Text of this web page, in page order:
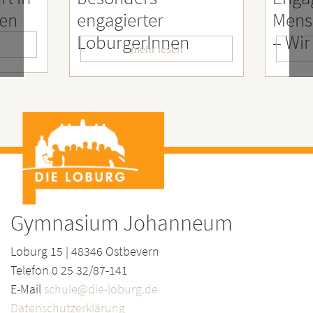
engagierter
LoburgerInnen
mehr lesen
–
Gymnasium Johanneum
Loburg 15 | 48346 Ostbevern
Telefon 0 25 32/87-141
E-Mail schule@die-loburg.de
Datenschutzerklärung